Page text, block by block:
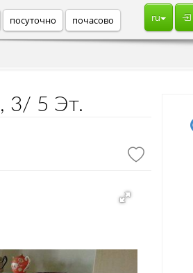
посуточно почасово ru
, 3/ 5 Эт.